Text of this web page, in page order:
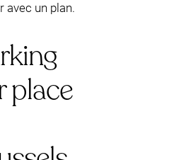
avec un plan.
place